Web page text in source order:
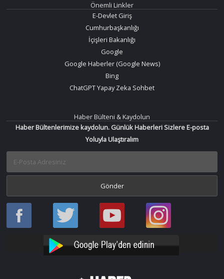
Önemli Linkler
E-Devlet Giriş
Cumhurbaşkanlığı
İçişleri Bakanlığı
Google
Google Haberler (Google News)
Bing
ChatGPT Yapay Zeka Sohbet
Haber Bülteni & Kaydolun
Haber Bültenlerimize kaydolun. Günlük Haberleri Sizlere E-posta
Yoluyla Ulaştıralım
Haber
Oku
Haber
Oku
Bir
Haber
YouTube
Bir
Haber
Instagram